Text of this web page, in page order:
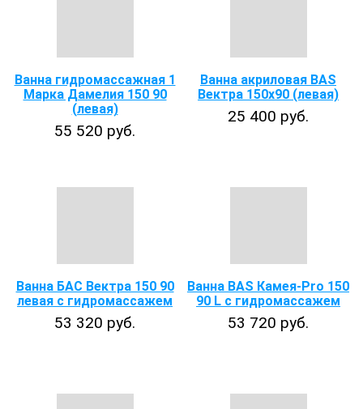
Ванна гидромассажная 1
Марка Дамелия 150 90
(левая)
55 520 руб.
Ванна акриловая BAS
Вектра 150х90 (левая)
25 400 руб.
Ванна БАС Вектра 150 90
левая с гидромассажем
53 320 руб.
Ванна BAS Камея-Pro 150
90 L с гидромассажем
53 720 руб.